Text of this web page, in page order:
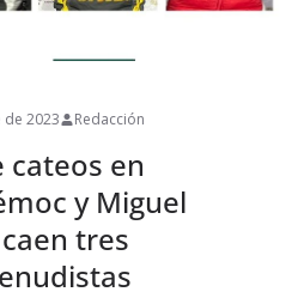
2023 Redacción
cateos en
y Miguel
tres